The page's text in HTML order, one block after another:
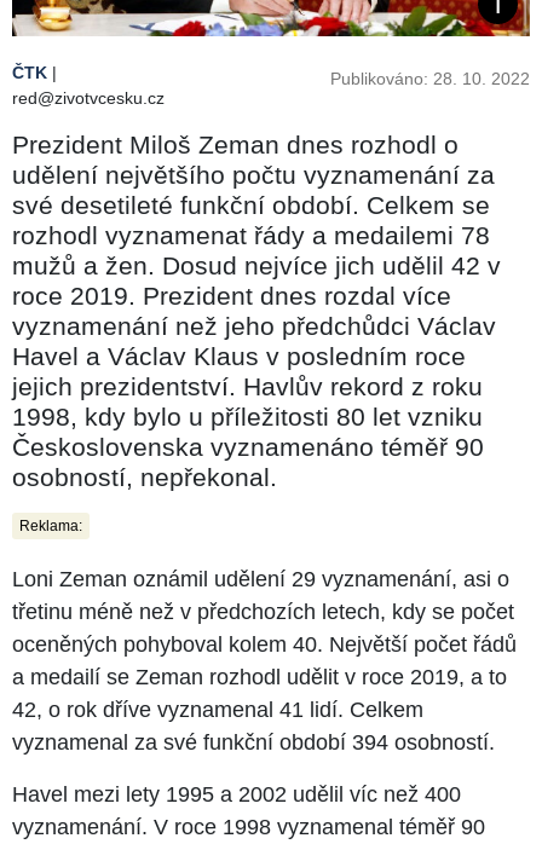
ČTK |
red@zivotvcesku.cz
Publikováno: 28. 10. 2022
Prezident Miloš Zeman dnes rozhodl o
udělení největšího počtu vyznamenání za
své desetileté funkční období. Celkem se
rozhodl vyznamenat řády a medailemi 78
mužů a žen. Dosud nejvíce jich udělil 42 v
roce 2019. Prezident dnes rozdal více
vyznamenání než jeho předchůdci Václav
Havel a Václav Klaus v posledním roce
jejich prezidentství. Havlův rekord z roku
1998, kdy bylo u příležitosti 80 let vzniku
Československa vyznamenáno téměř 90
osobností, nepřekonal.
Reklama:
Loni Zeman oznámil udělení 29 vyznamenání, asi o
třetinu méně než v předchozích letech, kdy se počet
oceněných pohyboval kolem 40. Největší počet řádů
a medailí se Zeman rozhodl udělit v roce 2019, a to
42, o rok dříve vyznamenal 41 lidí. Celkem
vyznamenal za své funkční období 394 osobností.
Havel mezi lety 1995 a 2002 udělil víc než 400
vyznamenání. V roce 1998 vyznamenal téměř 90